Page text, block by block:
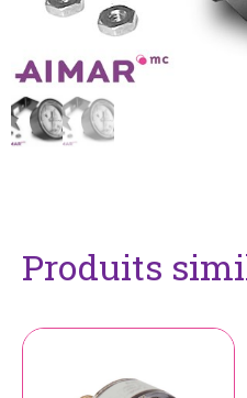
Produits